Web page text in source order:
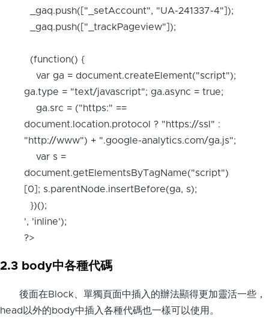
_gaq.push(["_setAccount", "UA-241337-4"]);
_gaq.push(["_trackPageview"]);
(function() {
var ga = document.createElement("script");
ga.type = "text/javascript"; ga.async = true;
ga.src = ("https:" ==
document.location.protocol ? "https://ssl" :
"http://www") + ".google-analytics.com/ga.js";
var s =
document.getElementsByTagName("script")
[0]; s.parentNode.insertBefore(ga, s);
})();
', 'inline');
?>
2.3 body中各種代碼
後面在Block、單獨頁面中插入的辦法顯得更加靈活一些，
head以外的body中插入各種代碼也一樣可以使用。